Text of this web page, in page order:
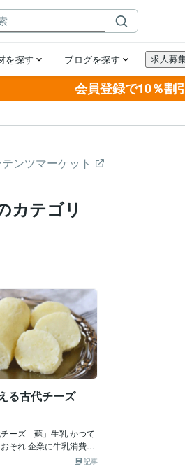
会員登録で10％割
ンツマーケット
カテゴリ
る古代チーズ
ーズ「蘇」生乳 かつて
それ 企業に牛乳消費後
などの原料となる生乳記事